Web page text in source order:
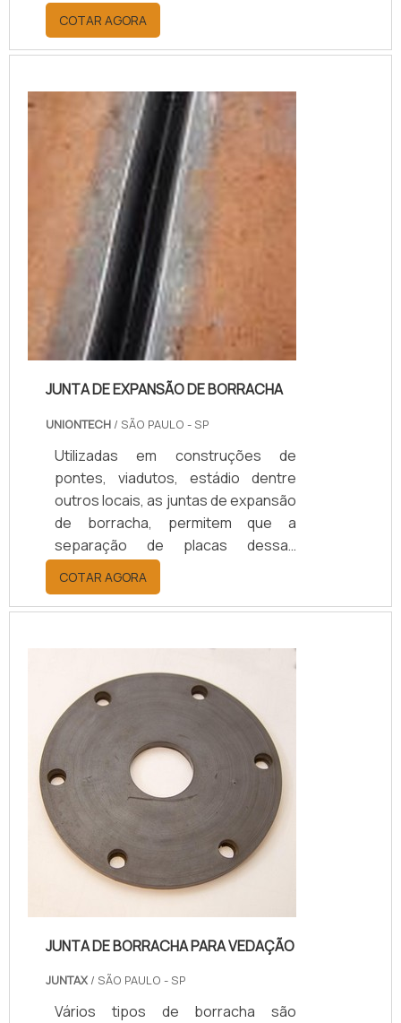
placas dessas estruturas se
movimentem sem que haja um atrito
de forças causando fissuras e
diferentes vantagens, tais como:
Nitrílica: é empregada quando há
grande incidência de óleo. EPDM:
resistente aos raios UV, o EPDM é
um material durável; Ne...
COTAR AGORA
JUNTA DE EXPANSÃO DE BORRACHA
UNIONTECH / SÃO PAULO - SP
Utilizadas em construções de
pontes, viadutos, estádio dentre
outros locais, as juntas de expansão
de borracha, permitem que a
separação de placas dessas
estruturas se movimentem sem que
haja um atrito de forças causando
fissuras e rachaduras.Cada material
como: Neoprene: Utilizado em
bacias ou diques de óleo; EPDM:
resistente aos raios UV, o EPDM é
um material durável; Nitrílica:
Utilizada por longo p...
COTAR AGORA
JUNTA DE BORRACHA PARA VEDAÇÃO
JUNTAX / SÃO PAULO - SP
Vários tipos de borracha são